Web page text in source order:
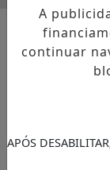
NOTÍCIAS/
A
continuar
APÓS